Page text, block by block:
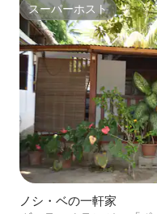
スーパーホスト
スーパーホスト
ノシ・ベの一軒家